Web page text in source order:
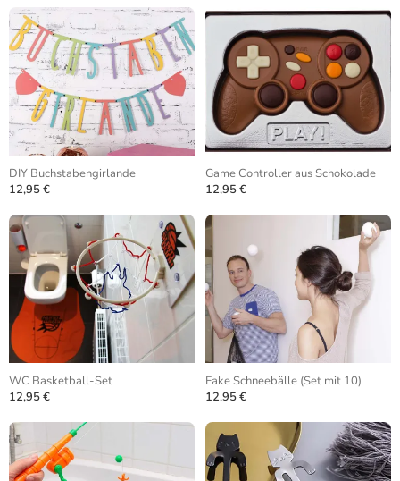
DIY Buchstabengirlande
12,95 €
Game Controller aus Schokolade
12,95 €
WC Basketball-Set
12,95 €
Fake Schneebälle (Set mit 10)
12,95 €